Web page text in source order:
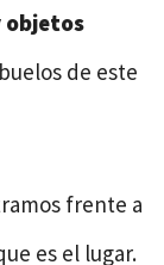
objetos
de este
frente a
es el lugar.